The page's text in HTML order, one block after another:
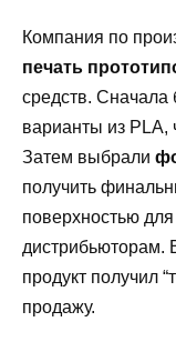
Компания по
печать
средств. Сначала
варианты из PLA,
Затем выбрали
получить
поверхностью
дистрибьюторам.
продукт получил
продажу.